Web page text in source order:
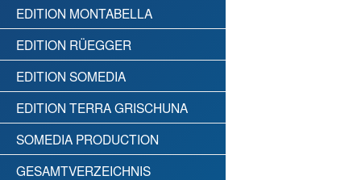
EDITION MONTABELLA
EDITION RÜEGGER
EDITION SOMEDIA
EDITION TERRA GRISCHUNA
SOMEDIA PRODUCTION
GESAMTVERZEICHNIS